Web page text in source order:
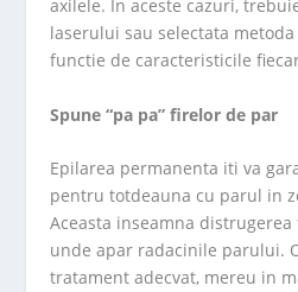
axilele. In aceste cazuri,
laserului sau selectata
functie de caracteristicile
Spune “pa pa” firelor de par
Epilarea permanenta iti va
pentru totdeauna cu parul in
Aceasta inseamna
unde apar radacinile parului.
tratament adecvat, mereu in